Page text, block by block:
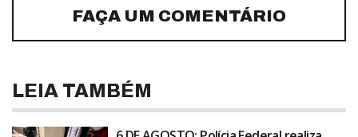
FAÇA UM COMENTÁRIO
LEIA TAMBÉM